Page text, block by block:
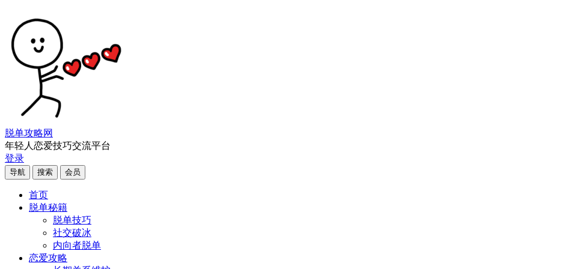
脱单攻略网
年轻人恋爱技巧交流平台
登录
导航 搜索 会员
首页
脱单秘籍
脱单技巧
社交破冰
内向者脱单
恋爱攻略